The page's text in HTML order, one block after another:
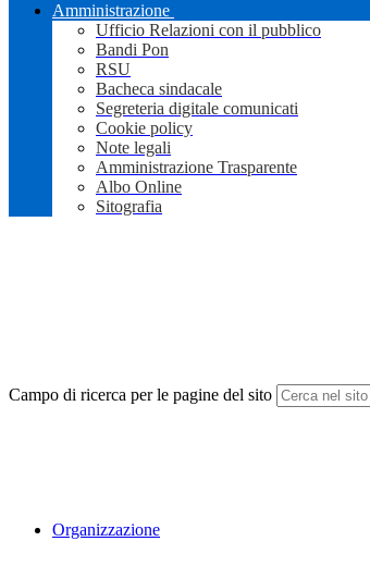
Amministrazione
Ufficio Relazioni con il pubblico
Bandi Pon
RSU
Bacheca sindacale
Segreteria digitale comunicati
Cookie policy
Note legali
Amministrazione Trasparente
Albo Online
Sitografia
Campo di ricerca per le pagine del sito
Organizzazione